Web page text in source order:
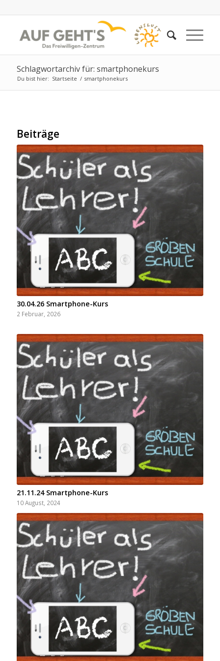
Schlagwortarchiv für: smartphonekurs
Du bist hier: Startseite / smartphonekurs
Beiträge
30.04.26 Smartphone-Kurs
2 Februar, 2026
21.11.24 Smartphone-Kurs
10 August, 2024